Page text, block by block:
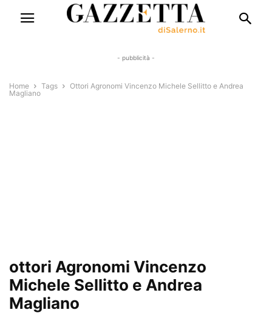
- pubblicità -
Home Tags
Ottori Agronomi Vincenzo Michele Sellitto e Andrea
Magliano
ottori Agronomi Vincenzo
Michele Sellitto e Andrea
Magliano